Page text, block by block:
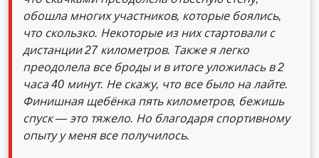
обошла многих участников, которые боялись,
что скользко. Некоторые из них стартовали с
дистанции 27 километров. Также я легко
преодолела все броды и в итоге уложилась в 2
часа 40 минут. Не скажу, что все было на лайте.
Финишная щебёнка пять километров, бежишь
спуск — это тяжело. Но благодаря спортивному
опыту у меня все получилось.